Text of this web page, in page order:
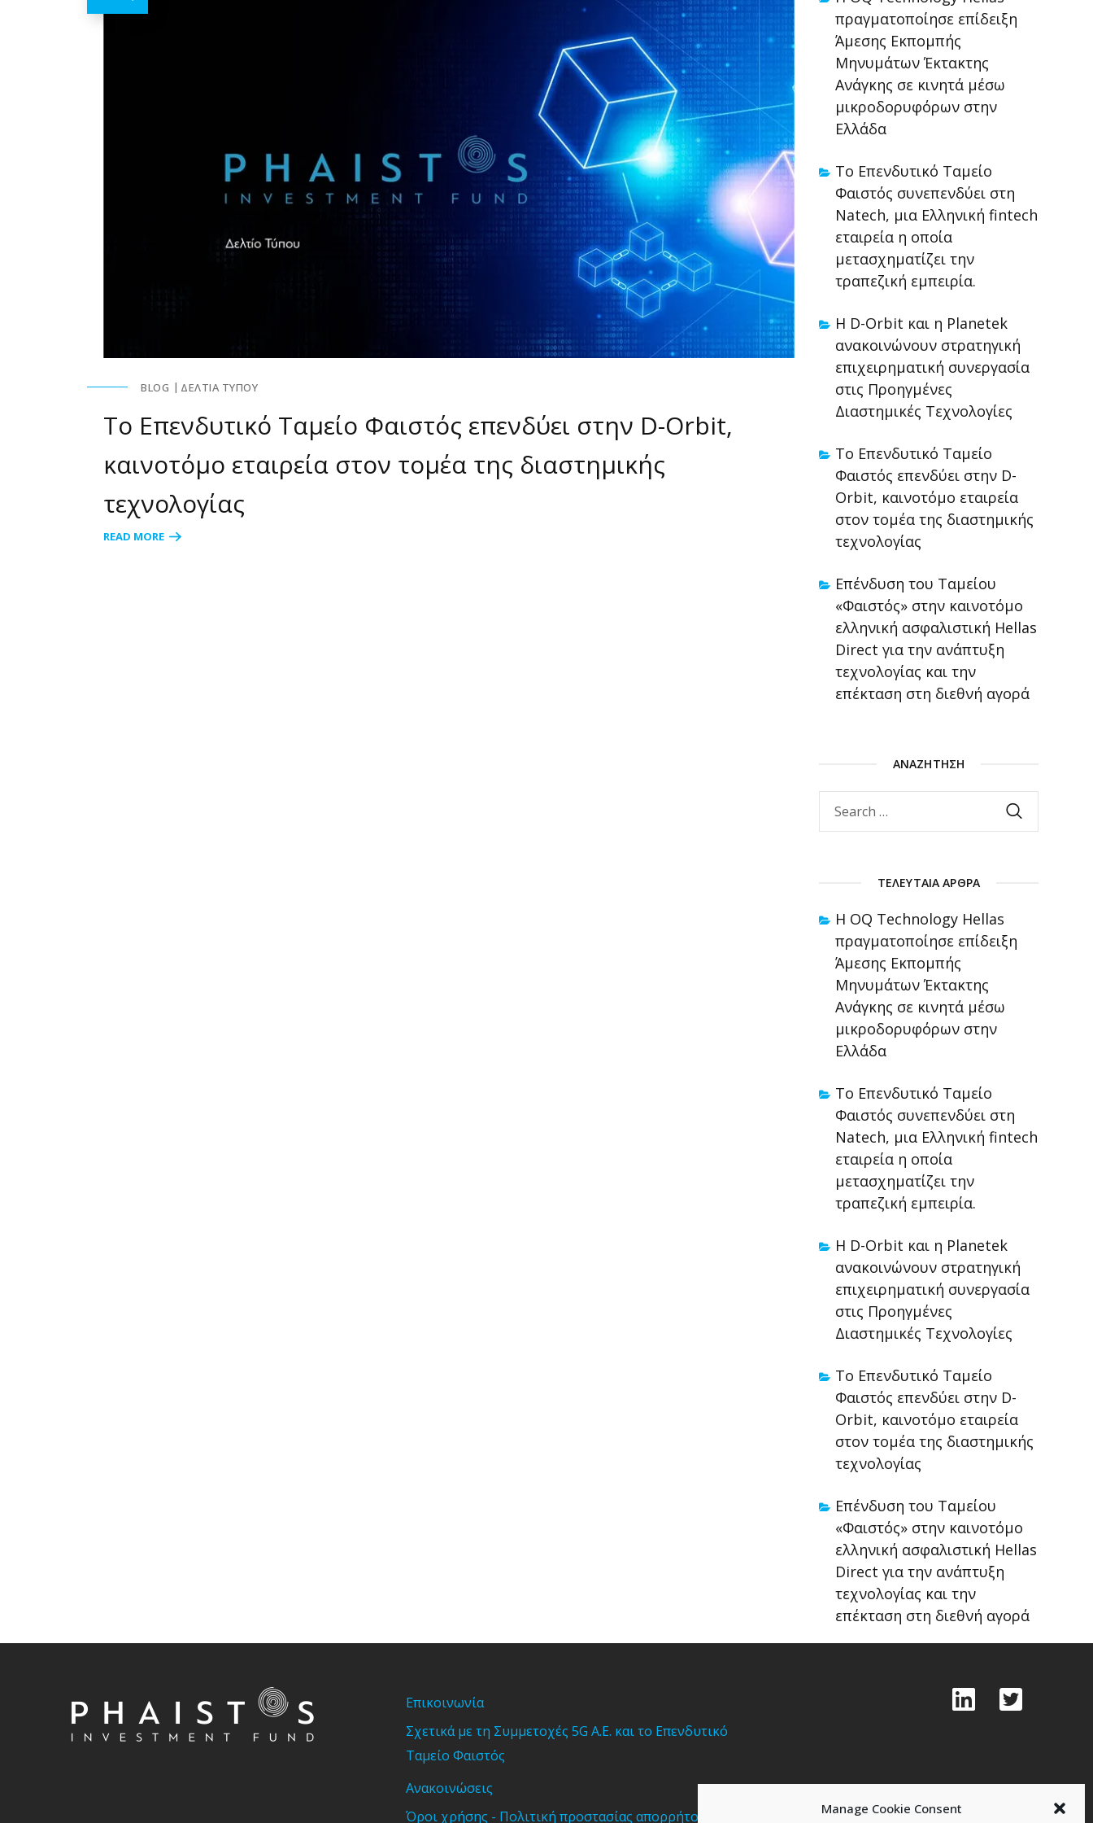
Manage Cookie Consent
BLOG ΔΕΛΤΊΑ ΤΎΠΟΥ
Το Επενδυτικό Ταμείο Φαιστός επενδύει στην D-Orbit,
καινοτόμο εταιρεία στον τομέα της διαστημικής
τεχνολογίας
READ MORE
πραγματοποίησε επίδειξη
Άμεσης Εκπομπής
Μηνυμάτων Έκτακτης
Ανάγκης σε κινητά μέσω
μικροδορυφόρων στην
Ελλάδα
Το Επενδυτικό Ταμείο
Φαιστός συνεπενδύει στη
Natech, μια Ελληνική fintech
εταιρεία η οποία
μετασχηματίζει την
τραπεζική εμπειρία.
Η D-Orbit και η Planetek
ανακοινώνουν στρατηγική
επιχειρηματική συνεργασία
στις Προηγμένες
Διαστημικές Τεχνολογίες
Το Επενδυτικό Ταμείο
Φαιστός επενδύει στην D-
Orbit, καινοτόμο εταιρεία
στον τομέα της διαστημικής
τεχνολογίας
Επένδυση του Ταμείου
«Φαιστός» στην καινοτόμο
ελληνική ασφαλιστική Hellas
Direct για την ανάπτυξη
τεχνολογίας και την
επέκταση στη διεθνή αγορά
ΑΝΑΖΉΤΗΣΗ
ΤΕΛΕΥΤΑΊΑ ΆΡΘΡΑ
Η OQ Technology Hellas
πραγματοποίησε επίδειξη
Άμεσης Εκπομπής
Μηνυμάτων Έκτακτης
Ανάγκης σε κινητά μέσω
μικροδορυφόρων στην
Ελλάδα
Το Επενδυτικό Ταμείο
Φαιστός συνεπενδύει στη
Natech, μια Ελληνική fintech
εταιρεία η οποία
μετασχηματίζει την
τραπεζική εμπειρία.
Η D-Orbit και η Planetek
ανακοινώνουν στρατηγική
επιχειρηματική συνεργασία
στις Προηγμένες
Διαστημικές Τεχνολογίες
Το Επενδυτικό Ταμείο
Φαιστός επενδύει στην D-
Orbit, καινοτόμο εταιρεία
στον τομέα της διαστημικής
τεχνολογίας
Επένδυση του Ταμείου
«Φαιστός» στην καινοτόμο
ελληνική ασφαλιστική Hellas
Direct για την ανάπτυξη
τεχνολογίας και την
επέκταση στη διεθνή αγορά
Επικοινωνία
Σχετικά με τη Συμμετοχές 5G Α.Ε. και το Επενδυτικό
Ταμείο Φαιστός
Ανακοινώσεις
Όροι χρήσης - Πολιτική προστασίας απορρήτου